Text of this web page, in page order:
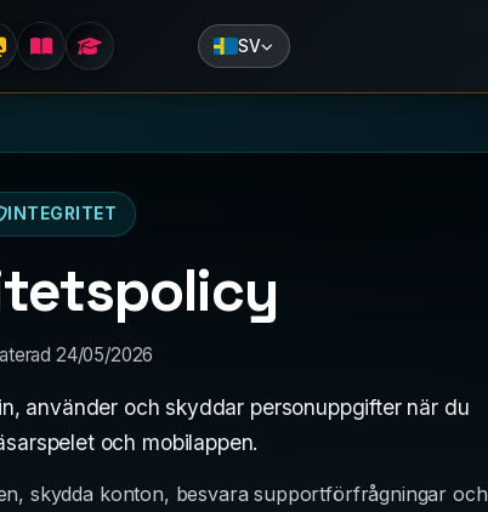
SV
INTEGRITET
24/05/2026
använder och skyddar personuppgifter när du
och mobilappen.
skydda konton, besvara supportförfrågningar och